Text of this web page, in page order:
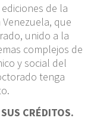
de la
que
unido a la
complejos de
y social del
tenga
CRÉDITOS.